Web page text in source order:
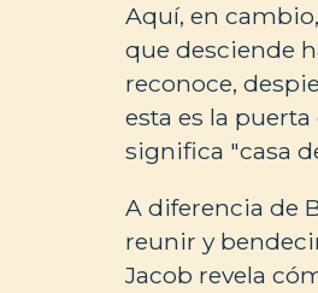
Aquí, en
que desciende
reconoce,
esta es la puerta
significa "casa
A diferencia de
reunir y
Jacob revela